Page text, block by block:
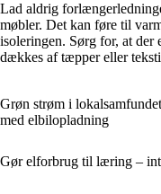
Lad aldrig
møbler. Det kan føre til
isoleringen. Sørg for, at der
dækkes af tæpper eller
Grøn strøm i
med elbilopladning
Gør elforbrug til læring –